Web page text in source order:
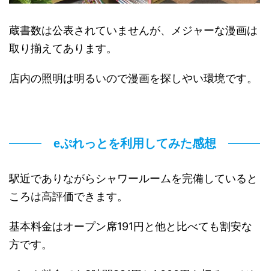
蔵書数は公表されていませんが、メジャーな漫画は
取り揃えてあります。
店内の照明は明るいので漫画を探しやい環境です。
eぷれっとを利用してみた感想
駅近でありながらシャワールームを完備していると
ころは高評価できます。
基本料金はオープン席191円と他と比べても割安な
方です。